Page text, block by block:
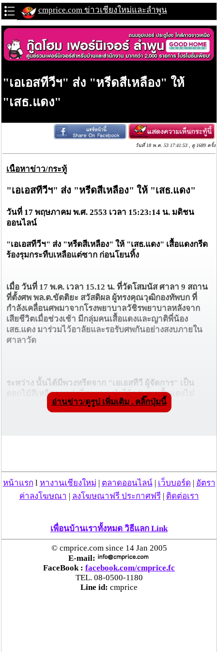
cmprice.com ข่าวเชียงใหม่และลำพูน
"เอเอสทีวีฯ" ส่ง "หรีดสีเหลือง" ให้
"เสธ.แดง"
วันที่ 18 พ.ค. 53 17:41:53 , ดู 1689 ครั้ง
เนื้อหาข่าว/กระทู้
"เอเอสทีวีฯ" ส่ง "หรีดสีเหลือง" ให้ "เสธ.แดง"
วันที่ 17 พฤษภาคม พ.ศ. 2553 เวลา 15:23:14 น. มติชน
ออนไลน์
"เอเอสทีวีฯ" ส่ง "หรีดสีเหลือง" ให้ "เสธ.แดง" เสื้อแดงกรีด
ร้องรุมกระทืบเหลือแต่ซาก ก่อนโยนทิ้ง
เมื่อ วันที่ 17 พ.ค. เวลา 15.12 น. ที่วัดโสมนัส ศาลา 9 สถาน
ที่ตั้งศพ พล.ต.ขัตติยะ สวัสดิผล ผู้ทรงคุณวุฒิกองทัพบก ที่
กำลังเคลื่อนศพมาจากโรงพยาบาลวัชิรพยาบาลหลังจาก
เสียชีวิตเมื่อช่วงเช้า มีกลุ่มคนเสื้อแดงและญาติพี่น้อง
เสธ.แดง มาร่วมไว้อาลัยและรอรับศพกันอย่างสงบภายใน
ศาลาวัด
ระหว่าง นั้นได้มีพวงหรีดจาก "เอเอสทีวี ผู้จัดการ" เป็น
ดอกไม้สีเหลือง มาส่งที่ศาลา 9 ทำให้กลุ่มคนเสื้อแดงไม่
พอใจลุกฮือไปรุมทึ้งพวงหรีดพร้อมกับตะโกนกรีดร้อง เสียง
ดังอย่างโกรธแค้น และนำซากพวกหรีดไปเหยียบย่ำก่อนจะ
หรือ อันนี้
วันที่ 18 พ.ค. 53 17:41:53 , ดู 1689 ครั้ง
กระทู้/ข่าว อื่นๆ ที่น่าสนใจ ในเว็บไซต์ cmprice.com
ชื่นชม ตำรวจแม่ทาลำพูน ช่วยสาวลำพูนเหยื่อมิจฯ
หวิดสูญเงินเกือบสองแสน โชคดีรู้ตัวเร็ว! รีบแจ้งตร.
ประสาน สตช.สายด่วน 1441 อายัดบัญชี-ตามเงินได้
อ่านข่าว/ดูรูป เพิ่มเติม . คลิ๊กปุ่มนี้
หน้าแรก l หางานเชียงใหม่ ตลาดออนไลน์| เว็บบอร์ด
อัตรา
ค่าลงโฆษณา
ลงโฆษณาฟรี ประกาศฟรี| ติดต่อเรา
เพื่อนบ้านเราทั้งหมด วิธีแลก Link
© cmprice.com since 14 Jan 2005
E-mail:
FaceBook : facebook.com/cmprice.fc
TEL. 08-0500-1180
Line id: cmprice